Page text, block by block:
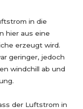
in die
hier aus eine
erzeugt wird.
geringer, jedoch
windchill ab und
der Luftstrom in